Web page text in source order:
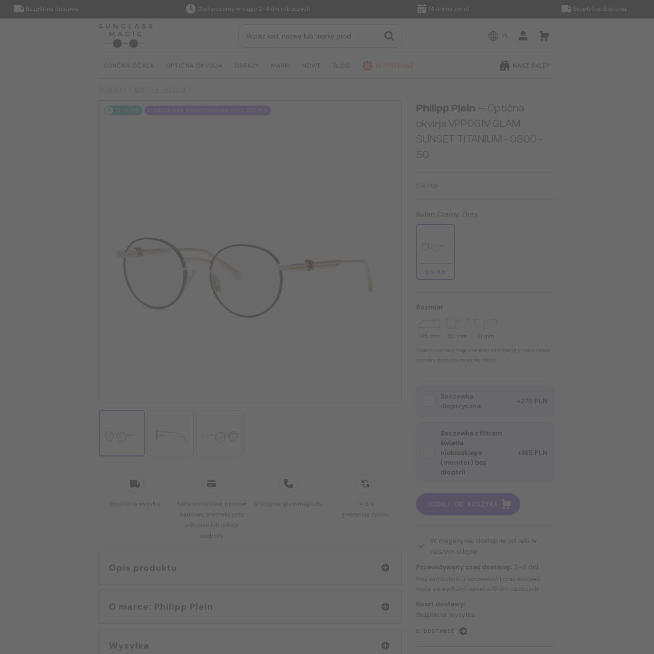
Bezpłatna dostawa Dostarczymy w ciągu 2–4 dni roboczych 14 dni na zwrot Bezpłatna dostawa
PL
SONČNA OČALA OPTIČNA OKVIRJA OBRAZY MARKI NOWE BLOG WYPRZEDAŻ NASZ SKLEP
2-4 DNI
Bezpłatna wysyłka
Karta kredytowa, przelew
bankowy, płatność przy
odbiorze lub odbiór
osobisty
shop@sunglassmagic.hu
14 dni
gwarancja zwrotu
Opis produktu
O marce: Philipp Plein
Wysyłka
Philipp Plein — Optična
okvirja VPP061V GLAM
SUNSET TITANIUM - 0300 -
50
974 PLN
Kolor: Czarny, Złoty
974 PLN
Rozmiar
145 mm 50 mm 21 mm
Podane rozmiary mają charakter informacyjny, rzeczywiste
rozmiary produktu mogą się różnić.
Soczewka
dioptryczna
+275 PLN
Soczewka z filtrem
światła
niebieskiego
(monitor) bez
dioptrii
+165 PLN
DODAJ DO KOSZYKA
W magazynie, dostępne od ręki w
naszym sklepie
Przewidywany czas dostawy: 2–4 dni
Przy zamówieniu z soczewkami czas dostawy
może się wydłużyć nawet o 10 dni roboczych.
Koszt dostawy:
Bezpłatna wysyłka
O DOSTAWIE